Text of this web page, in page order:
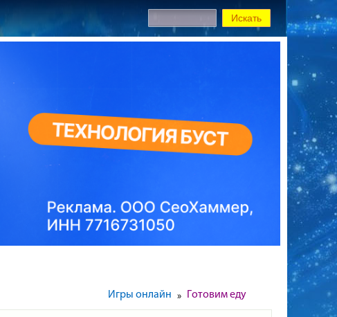
Игры онлайн » Готовим еду